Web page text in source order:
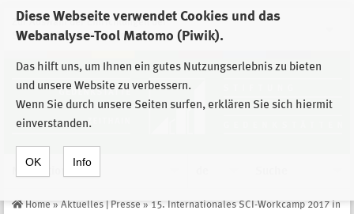
Diese Webseite verwendet Cookies und das
Webanalyse-Tool Matomo (Piwik).
Das hilft uns, um Ihnen ein gutes Nutzungserlebnis zu bieten
und unsere Website zu verbessern.
Wenn Sie durch unsere Seiten surfen, erklären Sie sich hiermit
einverstanden.
OK Info
Zur Auswahl der Einrichtungen der
Stiftung Sächsische Gedenkstätten
Home » Aktuelles | Presse » 15. Internationales SCI-Workcamp 2017 in